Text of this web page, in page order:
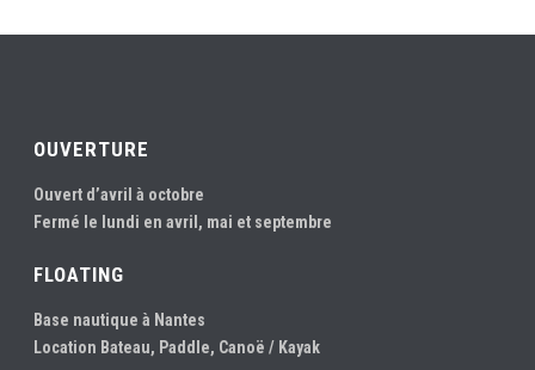
OUVERTURE
Ouvert d’avril à octobre
Fermé le lundi en avril, mai et septembre
FLOATING
Base nautique à Nantes
Location Bateau, Paddle, Canoë / Kayak